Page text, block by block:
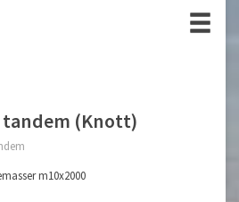
(Knott)
m10x2000